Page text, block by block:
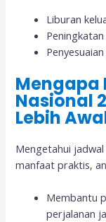
Liburan
Mengapa
Nasional
Lebih
Mengetahui
manfaat praktis,
Membantu
perjalanan